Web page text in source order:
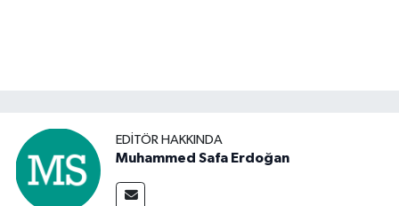
EDITÖR HAKKINDA
Muhammed Safa Erdoğan